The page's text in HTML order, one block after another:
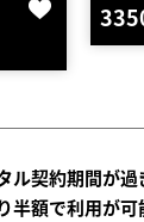
ル契約期間が過
半額で利用が可